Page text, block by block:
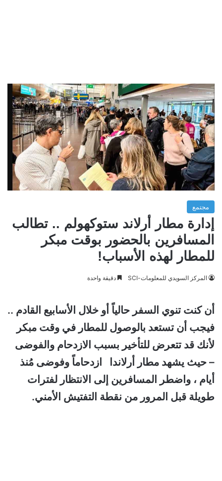
مجتمع
إدارة مطار أرلاند ستوكهولم .. تطالب
المسافرين بالحضور بوقت مبكر
للمطار لهذه الأسباب!
المركز السويدي للمعلومات-SCI دقيقة واحدة
أن كنت تنوي السفر حالياً أو خلال الأسابيع القادم ..
فيجب أن تستعد بالوصول للمطار في وقت مبكر
لأنك قد تتعرض للتأخير بسبب الازدحام والفوضى
– حيث يشهد مطار أرلاندا ازدحاماً وفوضى مُنذ
أيام ، واضطر المسافرين إلى الانتظار لفترات
طويلة قبل المرور من نقطة التفتيش الأمني.